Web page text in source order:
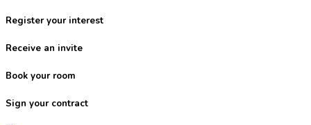
Register your interest
Receive an invite
Book your room
Sign your contract